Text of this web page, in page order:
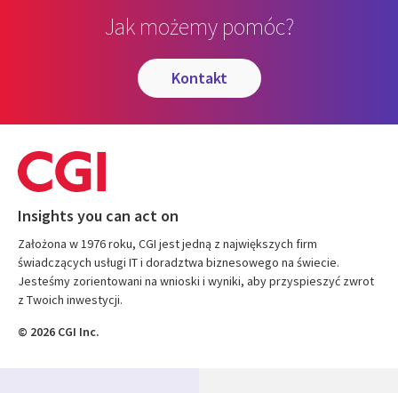
Jak możemy pomóc?
kontakt
Insights you can act on
Założona w 1976 roku, CGI jest jedną z największych firm
świadczących usługi IT i doradztwa biznesowego na świecie.
Jesteśmy zorientowani na wnioski i wyniki, aby przyspieszyć zwrot
z Twoich inwestycji.
© 2026 CGI Inc.